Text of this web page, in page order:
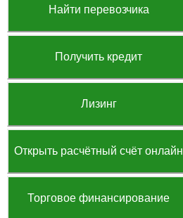
Найти перевозчика
Получить кредит
Лизинг
Открыть расчётный счёт онлайн
Торговое финансирование